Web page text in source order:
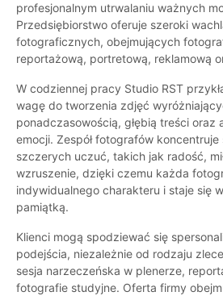
profesjonalnym utrwalaniu ważnych
Przedsiębiorstwo oferuje szeroki
fotograficznych, obejmujących
reportażową, portretową, reklamową
W codziennej pracy Studio RST
wagę do tworzenia zdjęć
ponadczasowością, głębią treści oraz
emocji. Zespół fotografów
szczerych uczuć, takich jak radość,
wzruszenie, dzięki czemu każda
indywidualnego charakteru i staje się
pamiątką.
Klienci mogą spodziewać się
podejścia, niezależnie od rodzaju
sesja narzeczeńska w plenerze,
fotografie studyjne. Oferta firmy